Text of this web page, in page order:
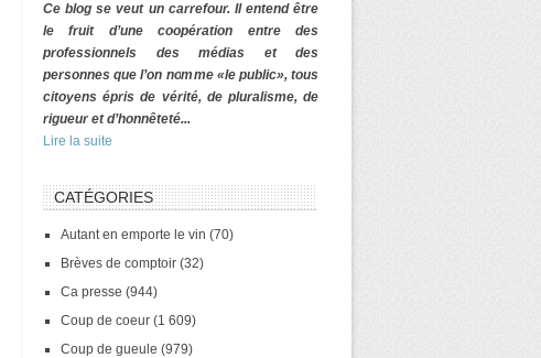
Ce blog se veut un carrefour. Il entend être
le fruit d’une coopération entre des
professionnels des médias et des
personnes que l’on nomme «le public», tous
citoyens épris de vérité, de pluralisme, de
rigueur et d’honnêteté...
Lire la suite
CATÉGORIES
Autant en emporte le vin (70)
Brèves de comptoir (32)
Ca presse (944)
Coup de coeur (1 609)
Coup de gueule (979)